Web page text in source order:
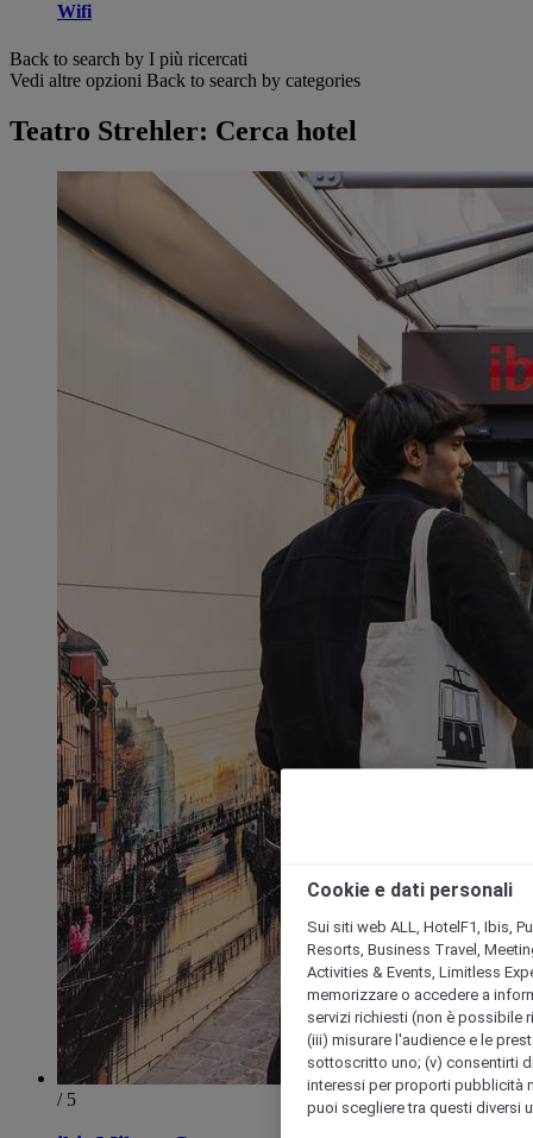
Wifi
Back to search by I più ricercati
Vedi altre opzioni Back to search by categories
Teatro Strehler: Cerca hotel
/ 5
Cookie e dati personali
Sui siti web ALL, HotelF1, Ibis,
Resorts, Business Travel,
Activities & Events, Limitless
memorizzare o accedere a
servizi richiesti (non è possibile
(iii) misurare l'audience e le
sottoscritto uno; (v) consentirti
interessi per proporti pubblicità
puoi scegliere tra questi diversi